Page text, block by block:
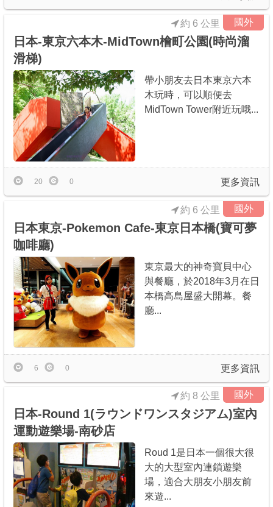
國外
約 6 公里
日本-東京六本木-MidTown檜町公園(時尚溜
滑梯)
帶小朋友去日本東京六本
木玩時，可以順便去
MidTown Tower附近玩哦...
更多資訊
20 0
國外
約 6 公里
日本東京-Pokemon Cafe-東京日本橋(寶可夢
咖啡廳)
東京最大的神奇寶貝中心
與餐廳，於2018年3月在日
本橋高島屋盛大開幕。餐
廳...
更多資訊
6 0
國外
約 8 公里
日本-Round 1(ラウンドワンスタジアム)室內
運動遊樂場-南砂店
Roud 1是日本一個很大很
大的大型室內連鎖遊樂
場，適合大朋友小朋友前
來遊...